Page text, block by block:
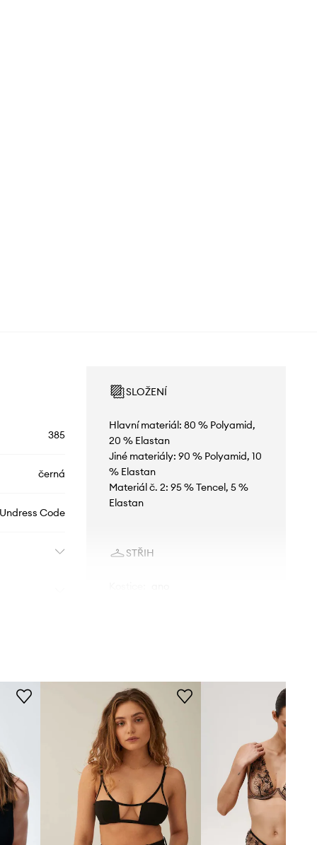
385
černá
Undress Code
SLOŽENÍ
Hlavní materiál: 80 % Polyamid,
20 % Elastan
Jiné materiály: 90 % Polyamid, 10
% Elastan
Materiál č. 2: 95 % Tencel, 5 %
Elastan
STŘIH